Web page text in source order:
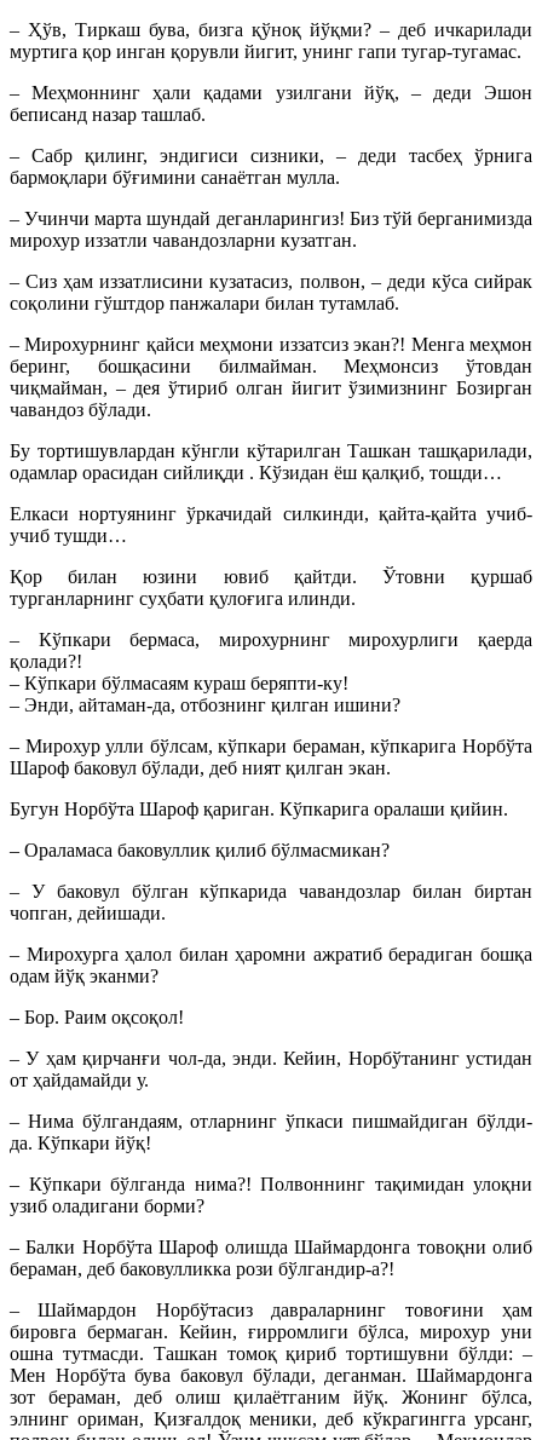
– Ҳўв, Тиркаш бува, бизга қўноқ йўқми? – деб ичкарилади
муртига қор инган қорувли йигит, унинг гапи тугар-тугамас.
– Меҳмоннинг ҳали қадами узилгани йўқ, – деди Эшон
беписанд назар ташлаб.
– Сабр қилинг, эндигиси сизники, – деди тасбеҳ ўрнига
бармоқлари бўғимини санаётган мулла.
– Учинчи марта шундай деганларингиз! Биз тўй берганимизда
мирохур иззатли чавандозларни кузатган.
– Сиз ҳам иззатлисини кузатасиз, полвон, – деди кўса сийрак
соқолини гўштдор панжалари билан тутамлаб.
– Мирохурнинг қайси меҳмони иззатсиз экан?! Менга меҳмон
беринг, бошқасини билмайман. Меҳмонсиз ўтовдан
чиқмайман, – дея ўтириб олган йигит ўзимизнинг Бозирган
чавандоз бўлади.
Бу тортишувлардан кўнгли кўтарилган Ташкан ташқарилади,
одамлар орасидан сийлиқди . Кўзидан ёш қалқиб, тошди…
Елкаси нортуянинг ўркачидай силкинди, қайта-қайта учиб-
учиб тушди…
Қор билан юзини ювиб қайтди. Ўтовни қуршаб
турганларнинг суҳбати қулоғига илинди.
– Кўпкари бермаса, мирохурнинг мирохурлиги қаерда
қолади?!
– Кўпкари бўлмасаям кураш беряпти-ку!
– Энди, айтаман-да, отбознинг қилган ишини?
– Мирохур улли бўлсам, кўпкари бераман, кўпкарига Норбўта
Шароф баковул бўлади, деб ният қилган экан.
Бугун Норбўта Шароф қариган. Кўпкарига оралаши қийин.
– Ораламаса баковуллик қилиб бўлмасмикан?
– У баковул бўлган кўпкарида чавандозлар билан биртан
чопган, дейишади.
– Mирохурга ҳалол билан ҳаромни ажратиб берадиган бошқа
одам йўқ эканми?
– Бор. Раим оқсоқол!
– У ҳам қирчанғи чол-да, энди. Кейин, Норбўтанинг устидан
от ҳайдамайди у.
– Нима бўлгандаям, отларнинг ўпкаси пишмайдиган бўлди-
да. Кўпкари йўқ!
– Кўпкари бўлганда нима?! Полвоннинг тақимидан улоқни
узиб оладигани борми?
– Балки Норбўта Шароф олишда Шаймардонга товоқни олиб
бераман, деб баковулликка рози бўлгандир-а?!
– Шаймардон Норбўтасиз давраларнинг товоғини ҳам
бировга бермаган. Кейин, ғирромлиги бўлса, мирохур уни
ошна тутмасди. Ташкан томоқ қириб тортишувни бўлди: –
Мен Норбўта бува баковул бўлади, деганман. Шаймардонга
зот бераман, деб олиш қилаётганим йўқ. Жонинг бўлса,
элнинг ориман, Қизғалдоқ меники, деб кўкрагингга урсанг,